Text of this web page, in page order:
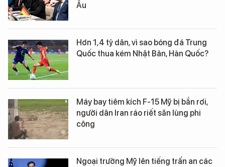
Âu
Hơn 1,4 tỷ dân, vì sao bóng đá Trung
Quốc thua kém Nhật Bản, Hàn Quốc?
Máy bay tiêm kích F-15 Mỹ bị bắn rơi,
người dân Iran ráo riết săn lùng phi
công
Ngoại trưởng Mỹ lên tiếng trấn an các